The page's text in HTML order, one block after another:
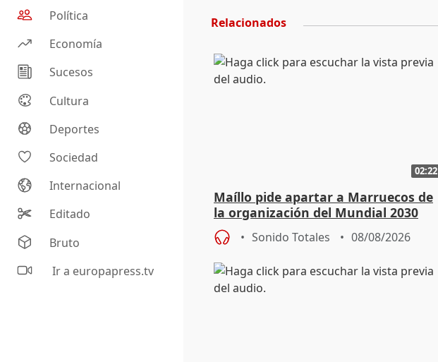
Política
Economía
Sucesos
Cultura
Deportes
Sociedad
Internacional
Editado
Bruto
Ir a europapress.tv
Relacionados
02:22
Maíllo pide apartar a Marruecos de
la organización del Mundial 2030
Sonido Totales 08/08/2026